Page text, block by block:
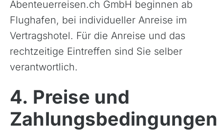
Abenteuerreisen.ch GmbH beginnen ab
Flughafen, bei individueller Anreise im
Vertragshotel. Für die Anreise und das
rechtzeitige Eintreffen sind Sie selber
verantwortlich.
4. Preise und
Zahlungsbedingungen